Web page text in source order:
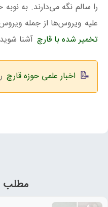
را سالم نگه می‌دارند. به
علیه ویروس‌ها از جمله
تخمیر شده با قارچ آشنا
اخبار علمی حوزه قارچ
مطلب